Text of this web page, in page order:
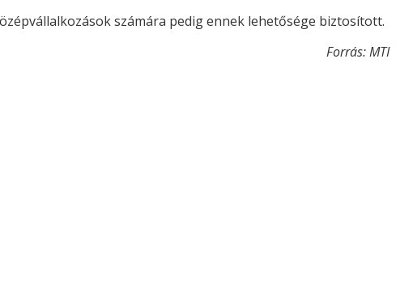
számára pedig ennek lehetősége biztosított.
Forrás: MTI